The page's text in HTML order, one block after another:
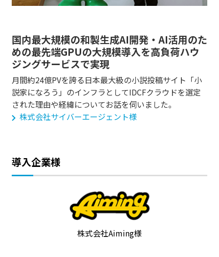
国内最大規模の和製生成AI開発・AI活用のた
めの最先端GPUの大規模導入を高負荷ハウ
ジングサービスで実現
月間約24億PVを誇る日本最大級の小説投稿サイト「小
説家になろう」のインフラとしてIDCFクラウドを選定
された理由や経緯についてお話を伺いました。
株式会社サイバーエージェント様
導入企業様
株式会社Aiming様